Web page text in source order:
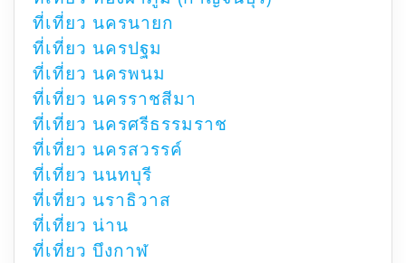
ที่เที่ยว นครนายก
ที่เที่ยว นครปฐม
ที่เที่ยว นครพนม
ที่เที่ยว นครราชสีมา
ที่เที่ยว นครศรีธรรมราช
ที่เที่ยว นครสวรรค์
ที่เที่ยว นนทบุรี
ที่เที่ยว นราธิวาส
ที่เที่ยว น่าน
ที่เที่ยว บึงกาฬ